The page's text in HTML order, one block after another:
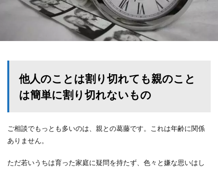
他人のことは割り切れても親のこと
は簡単に割り切れないもの
ご相談でもっとも多いのは、親との葛藤です。これは年齢に関係
ありません。
ただ若いうちは育った家庭に疑問を持たず、色々と嫌な思いはし